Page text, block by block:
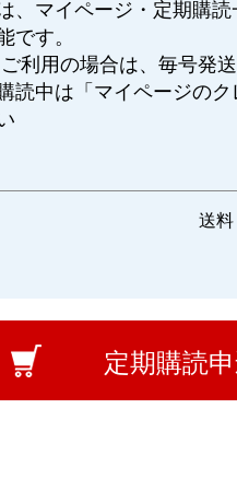
、マイページ・定期購読
です。
利用の場合は、毎号発
読中は「マイページの
送料
定期購読